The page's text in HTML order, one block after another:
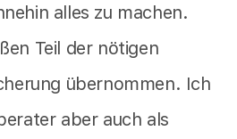
alles zu machen.
Teil der nötigen
übernommen. Ich
aber auch als